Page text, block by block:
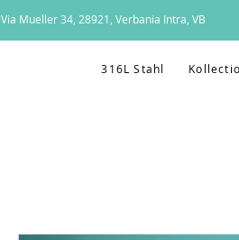
Via Mueller 34, 28921, Verbania Intra, VB
316L Stahl